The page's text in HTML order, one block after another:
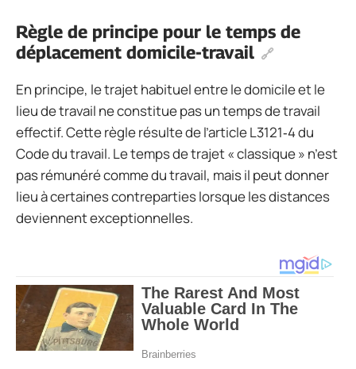
Règle de principe pour le temps de
déplacement domicile-travail
En principe, le trajet habituel entre le domicile et le
lieu de travail ne constitue pas un temps de travail
effectif. Cette règle résulte de l’article L3121‑4 du
Code du travail. Le temps de trajet « classique » n’est
pas rémunéré comme du travail, mais il peut donner
lieu à certaines contreparties lorsque les distances
deviennent exceptionnelles.